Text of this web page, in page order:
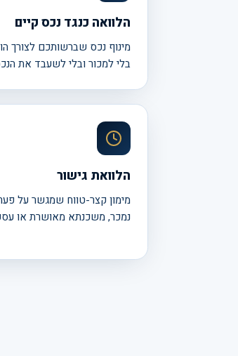
הלוואה כנגד נכס קיים
מינוף נכס שברשותכם לצורך
בלי למכור ובלי לשעבד את
הלוואת גישור
מימון קצר-טווח שמגשר על
נמכר, משכנתא מאושרת או